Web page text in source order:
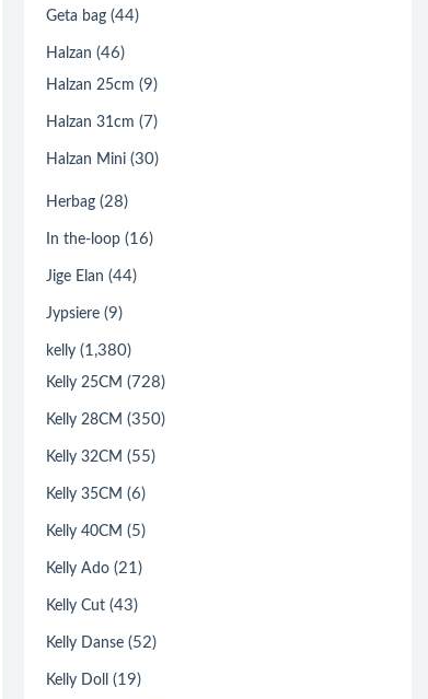
Geta bag (44)
Halzan (46)
Halzan 25cm (9)
Halzan 31cm (7)
Halzan Mini (30)
Herbag (28)
In the-loop (16)
Jige Elan (44)
Jypsiere (9)
kelly (1,380)
Kelly 25CM (728)
Kelly 28CM (350)
Kelly 32CM (55)
Kelly 35CM (6)
Kelly 40CM (5)
Kelly Ado (21)
Kelly Cut (43)
Kelly Danse (52)
Kelly Doll (19)